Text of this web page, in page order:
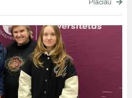
Plačiau